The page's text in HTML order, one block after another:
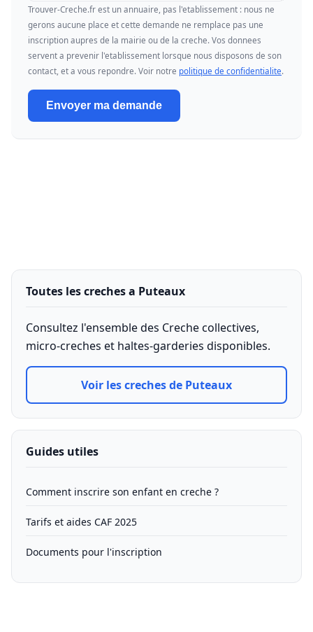
Trouver-Creche.fr est un annuaire, pas l'etablissement : nous ne
gerons aucune place et cette demande ne remplace pas une
inscription aupres de la mairie ou de la creche. Vos donnees
servent a prevenir l'etablissement lorsque nous disposons de son
contact, et a vous repondre. Voir notre politique de confidentialite.
Envoyer ma demande
Toutes les creches a Puteaux
Consultez l'ensemble des Creche collectives,
micro-creches et haltes-garderies disponibles.
Voir les creches de Puteaux
Guides utiles
Comment inscrire son enfant en creche ?
Tarifs et aides CAF 2025
Documents pour l'inscription